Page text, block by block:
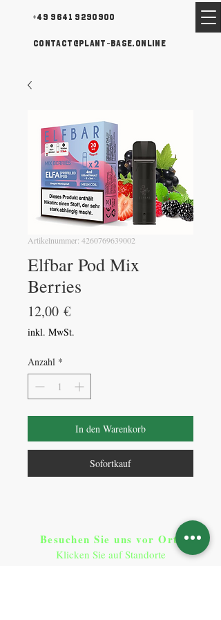
+49 9641 9290900
contact@plant-base.online
Artikelnummer: 4260769639002
Elfbar Pod Mix
Berries
12,00 €Preis
inkl. MwSt.
Anzahl *
In den Warenkorb
Sofortkauf
Besuchen Sie uns vor Ort​
Klicken Sie auf Standorte